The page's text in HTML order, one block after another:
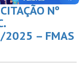
Nº
2025 – FMAS